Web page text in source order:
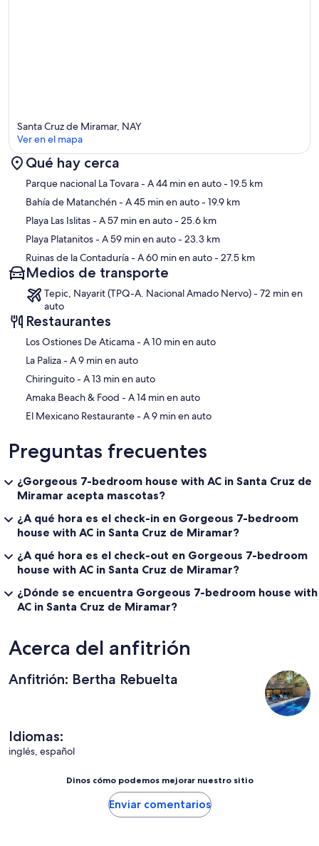
Sección del mapa
Santa Cruz de Miramar, NAY
Ver en el mapa
Qué hay cerca
Parque nacional La Tovara- A 44 min en auto- 19.5 km
Bahía de Matanchén- A 45 min en auto- 19.9 km
Playa Las Islitas- A 57 min en auto- 25.6 km
Playa Platanitos- A 59 min en auto- 23.3 km
Ruinas de la Contaduría- A 60 min en auto- 27.5 km
Medios de transporte
Tepic, Nayarit (TPQ-A. Nacional Amado Nervo) - 72 min en
auto
Restaurantes
‪Los Ostiones De Aticama - ‬A 10 min en auto
‪La Paliza - ‬A 9 min en auto
‪Chiringuito - ‬A 13 min en auto
‪Amaka Beach & Food - ‬A 14 min en auto
‪El Mexicano Restaurante - ‬A 9 min en auto
Preguntas frecuentes
¿Gorgeous 7-bedroom house with AC in Santa Cruz de
Miramar acepta mascotas?
¿A qué hora es el check-in en Gorgeous 7-bedroom
house with AC in Santa Cruz de Miramar?
¿A qué hora es el check-out en Gorgeous 7-bedroom
house with AC in Santa Cruz de Miramar?
¿Dónde se encuentra Gorgeous 7-bedroom house with
AC in Santa Cruz de Miramar?
Acerca del anfitrión
Anfitrión: Bertha Rebuelta
Idiomas:
inglés, español
Dinos cómo podemos mejorar nuestro sitio
Enviar comentarios